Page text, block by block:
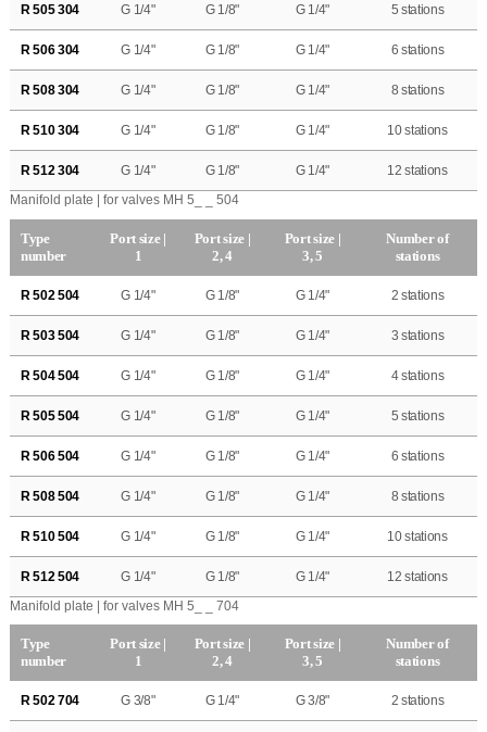
R 505 304 G 1/4" G 1/8" G 1/4" 5 stations
R 506 304 G 1/4" G 1/8" G 1/4" 6 stations
R 508 304 G 1/4" G 1/8" G 1/4" 8 stations
R 510 304 G 1/4" G 1/8" G 1/4" 10 stations
R 512 304 G 1/4" G 1/8" G 1/4"
12 stations
Manifold plate | for valves MH 5_ _ 504
Type
number
Port size |
1
Port size |
2, 4
Port size |
3, 5
Number of
stations
R 502 504 G 1/4" G 1/8" G 1/4" 2 stations
R 503 504 G 1/4" G 1/8" G 1/4" 3 stations
R 504 504 G 1/4" G 1/8" G 1/4" 4 stations
R 505 504 G 1/4" G 1/8" G 1/4" 5 stations
R 506 504 G 1/4" G 1/8" G 1/4" 6 stations
R 508 504 G 1/4" G 1/8" G 1/4" 8 stations
R 510 504 G 1/4" G 1/8" G 1/4" 10 stations
R 512 504 G 1/4" G 1/8" G 1/4"
12 stations
Manifold plate | for valves MH 5_ _ 704
Type
number
Port size |
1
Port size |
2, 4
Port size |
3, 5
Number of
stations
R 502 704 G 3/8" G 1/4" G 3/8" 2 stations